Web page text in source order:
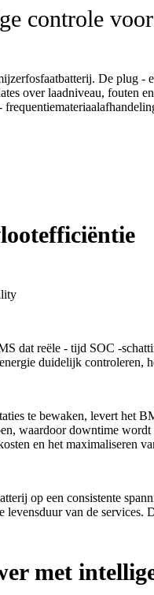
controle
De plug
over laadniveau, fouten
dat reële - tijd SOC -
duidelijk
te bewaken, levert het
waardoor downtime
en het maximaliseren
op een consistente
levensduur van de
met